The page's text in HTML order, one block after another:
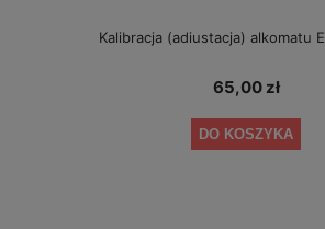
Kalibracja (adiustacja) alkomatu
65,00 zł
DO KOSZYKA